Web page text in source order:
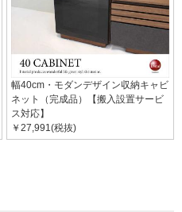
幅40cm・モダンデザイン収納キャビ
ネット（完成品）【搬入設置サービ
ス対応】
￥27,991(税抜)